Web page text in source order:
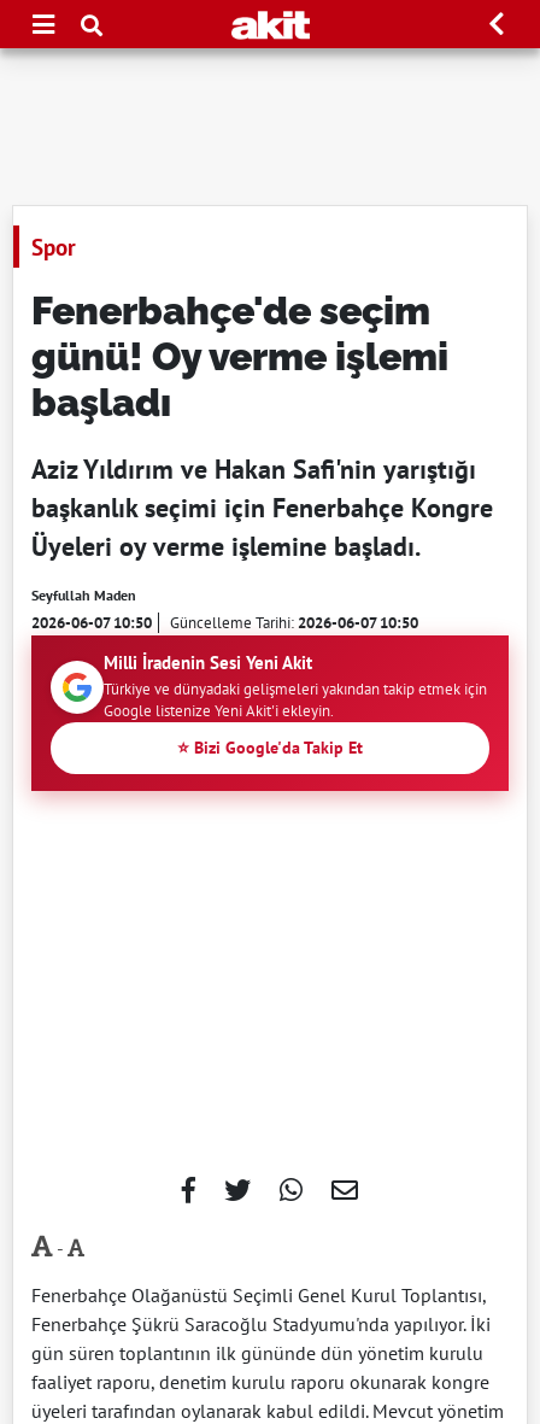
Spor
Fenerbahçe'de seçim
günü! Oy verme işlemi
başladı
Aziz Yıldırım ve Hakan Safi'nin yarıştığı
başkanlık seçimi için Fenerbahçe Kongre
Üyeleri oy verme işlemine başladı.
Seyfullah Maden
2026-06-07 10:50 Güncelleme Tarihi:2026-06-07 10:50
Milli İradenin Sesi Yeni Akit
Türkiye ve dünyadaki gelişmeleri yakından takip etmek için
Google listenize Yeni Akit'i ekleyin.
⭐ Bizi Google'da Takip Et
-
Fenerbahçe Olağanüstü Seçimli Genel Kurul Toplantısı,
Fenerbahçe Şükrü Saracoğlu Stadyumu'nda yapılıyor. İki
gün süren toplantının ilk gününde dün yönetim kurulu
faaliyet raporu, denetim kurulu raporu okunarak kongre
üyeleri tarafından oylanarak kabul edildi. Mevcut yönetim